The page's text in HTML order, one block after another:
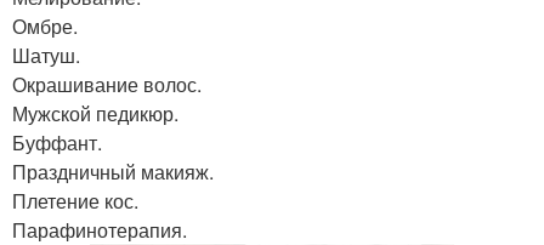
Омбре.
Шатуш.
Окрашивание волос.
Мужской педикюр.
Буффант.
Праздничный макияж.
Плетение кос.
Парафинотерапия.